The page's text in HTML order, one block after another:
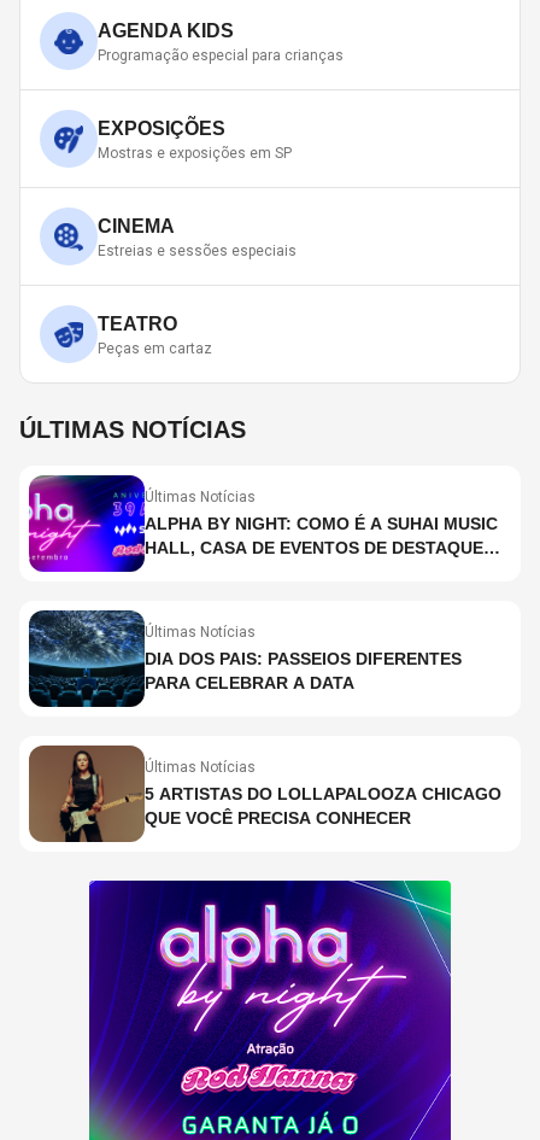
AGENDA KIDS
Programação especial para crianças
EXPOSIÇÕES
Mostras e exposições em SP
CINEMA
Estreias e sessões especiais
TEATRO
Peças em cartaz
ÚLTIMAS NOTÍCIAS
Últimas Notícias
ALPHA BY NIGHT: COMO É A SUHAI MUSIC
HALL, CASA DE EVENTOS DE DESTAQUE
Últimas Notícias
DIA DOS PAIS: PASSEIOS DIFERENTES
PARA CELEBRAR A DATA
Últimas Notícias
5 ARTISTAS DO LOLLAPALOOZA CHICAGO
QUE VOCÊ PRECISA CONHECER